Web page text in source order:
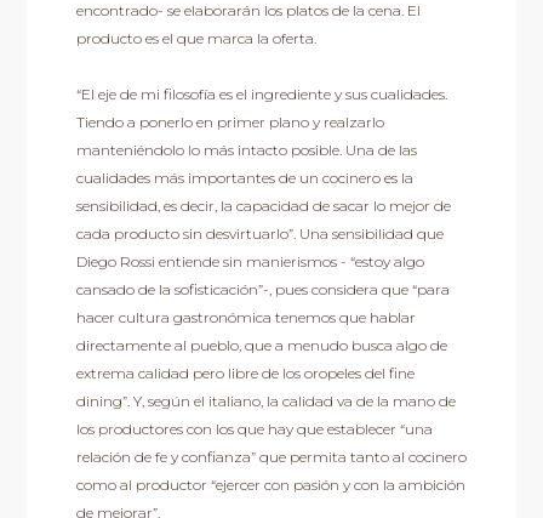
encontrado- se elaborarán los platos de la cena. El
producto es el que marca la oferta.
“El eje de mi filosofía es el ingrediente y sus cualidades.
Tiendo a ponerlo en primer plano y realzarlo
manteniéndolo lo más intacto posible. Una de las
cualidades más importantes de un cocinero es la
sensibilidad, es decir, la capacidad de sacar lo mejor de
cada producto sin desvirtuarlo”. Una sensibilidad que
Diego Rossi entiende sin manierismos - “estoy algo
cansado de la sofisticación”-, pues considera que “para
hacer cultura gastronómica tenemos que hablar
directamente al pueblo, que a menudo busca algo de
extrema calidad pero libre de los oropeles del fine
dining”. Y, según el italiano, la calidad va de la mano de
los productores con los que hay que establecer “una
relación de fe y confianza” que permita tanto al cocinero
como al productor “ejercer con pasión y con la ambición
de mejorar”.